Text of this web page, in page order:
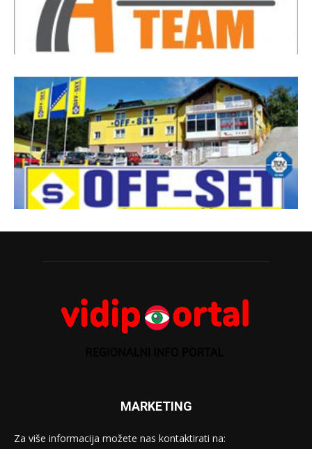
MARKETING
Za više informacija možete nas kontaktirati na: